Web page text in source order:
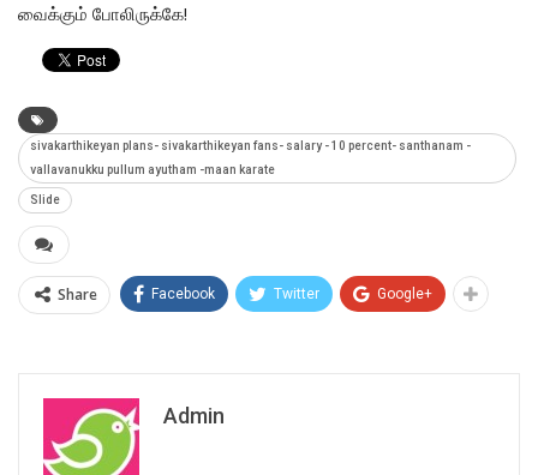
வைக்கும் போலிருக்கே!
sivakarthikeyan plans- sivakarthikeyan fans- salary - 10 percent- santhanam -
vallavanukku pullum ayutham -maan karate
Slide
Share Facebook Twitter Google+
Admin